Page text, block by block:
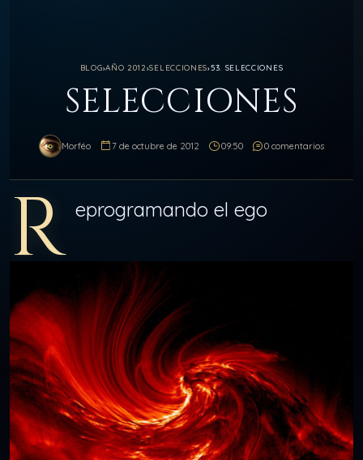
BLOG›AÑO 2012›SELECCIONES›53. SELECCIONES
SELECCIONES
Morféo 7 de octubre de 2012 09:50 0 comentarios
R eprogramando el ego